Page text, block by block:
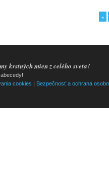
«
krstných mien z celého sveta!
cookies Bezpečnosť a ochrana